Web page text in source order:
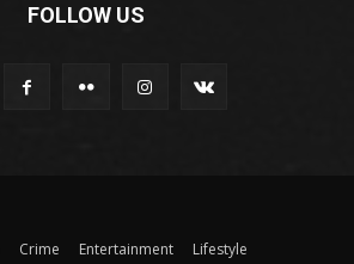
FOLLOW US
Crime Entertainment
Lifestyle